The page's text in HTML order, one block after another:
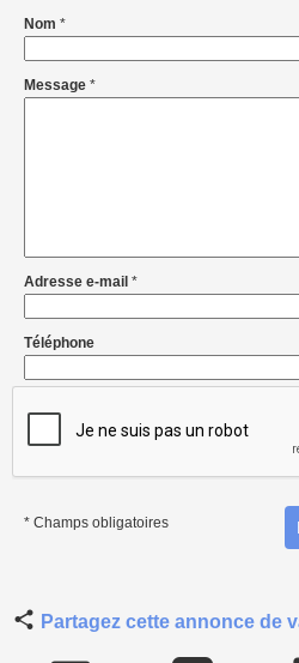
Nom *
Message *
Adresse e-mail *
Téléphone
* Champs obligatoires
Partagez cette annonce de